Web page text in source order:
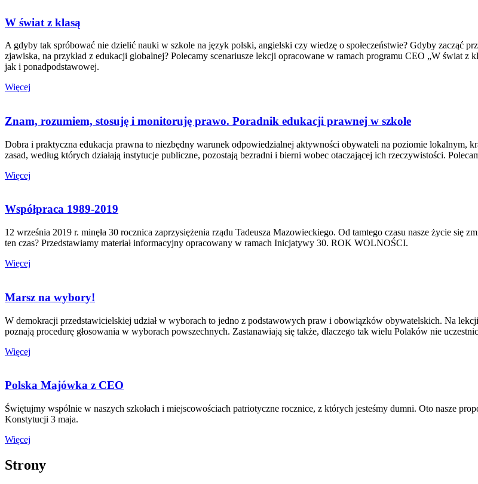
W świat z klasą
A gdyby tak spróbować nie dzielić nauki w szkole na język polski, angielski czy wiedzę o społeczeństwie? Gdyby zacząć
zjawiska, na przykład z edukacji globalnej? Polecamy scenariusze lekcji opracowane w ramach programu CEO „W świat
jak i ponadpodstawowej.
Więcej
Znam, rozumiem, stosuję i monitoruję prawo. Poradnik edukacji prawnej w szkole
Dobra i praktyczna edukacja prawna to niezbędny warunek odpowiedzialnej aktywności obywateli na poziomie lokalnym,
zasad, według których działają instytucje publiczne, pozostają bezradni i bierni wobec otaczającej ich rzeczywistości.
Więcej
Współpraca 1989-2019
12 września 2019 r. minęła 30 rocznica zaprzysiężenia rządu Tadeusza Mazowieckiego. Od tamtego czasu nasze życie się
ten czas? Przedstawiamy materiał informacyjny opracowany w ramach Inicjatywy 30. ROK WOLNOŚCI.
Więcej
Marsz na wybory!
W demokracji przedstawicielskiej udział w wyborach to jedno z podstawowych praw i obowiązków obywatelskich. Na
poznają procedurę głosowania w wyborach powszechnych. Zastanawiają się także, dlaczego tak wielu Polaków nie
Więcej
Polska Majówka z CEO
Świętujmy wspólnie w naszych szkołach i miejscowościach patriotyczne rocznice, z których jesteśmy dumni. Oto nasze
Konstytucji 3 maja.
Więcej
Strony